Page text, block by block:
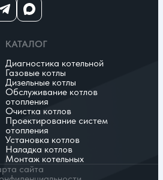
КАТАЛОГ
Диагностика котельной
Газовые котлы
Дизельные котлы
Обслуживание котлов
отопления
Очистка котлов
Проектирование систем
отопления
Установка котлов
Наладка котлов
Монтаж котельных
сайта